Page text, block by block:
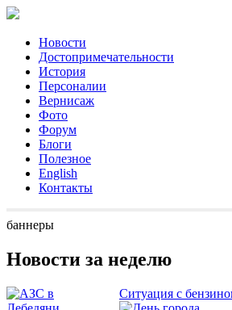
Новости
Достопримечательности
История
Персоналии
Вернисаж
Фото
Форум
Блоги
Полезное
English
Контакты
баннеры
Новости за неделю
Ситуация с